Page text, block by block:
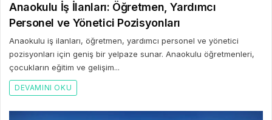
Anaokulu İş İlanları: Öğretmen, Yardımcı
Personel ve Yönetici Pozisyonları
Anaokulu iş ilanları, öğretmen, yardımcı personel ve yönetici
pozisyonları için geniş bir yelpaze sunar. Anaokulu öğretmenleri,
çocukların eğitim ve gelişim...
DEVAMINI OKU